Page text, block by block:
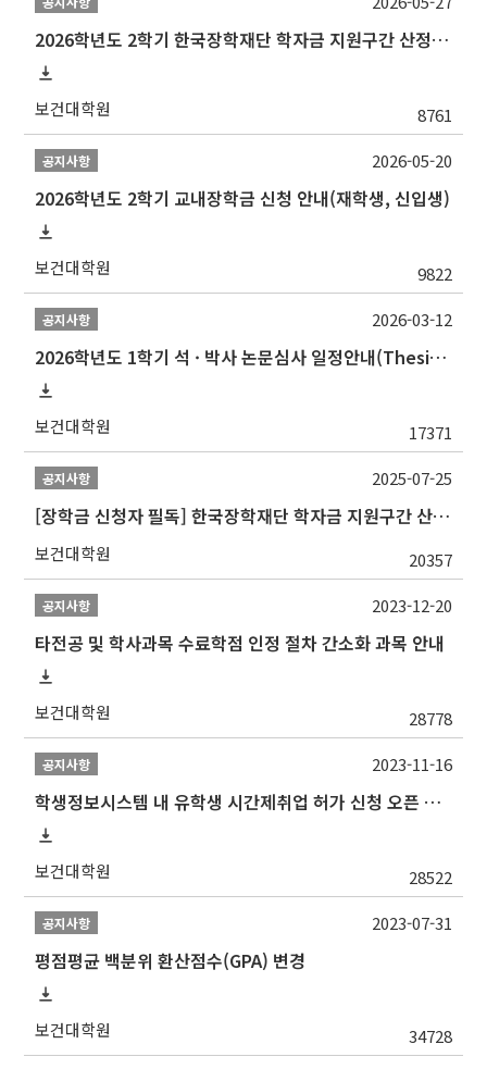
2026학년도 2학기 한국장학재단 학자금 지원구간 산정 신청 안내
보건대학원 8761
공지사항
2026학년도 2학기 교내장학금 신청 안내(재학생, 신입생)
보건대학원 9822
2026-05-20
공지사항
2026학년도 1학기 석 · 박사 논문심사 일정안내(Thesis Defense Schedules)
보건대학원 17371
2026-03-12
공지사항
[장학금 신청자 필독] 한국장학재단 학자금 지원구간 산정 권고
보건대학원 20357
2025-07-25
공지사항
타전공 및 학사과목 수료학점 인정 절차 간소화 과목 안내
보건대학원 28778
2023-12-20
공지사항
학생정보시스템 내 유학생 시간제취업 허가 신청 오픈 안내
보건대학원 28522
2023-11-16
공지사항
평점평균 백분위 환산점수(GPA) 변경
보건대학원 34728
2023-07-31